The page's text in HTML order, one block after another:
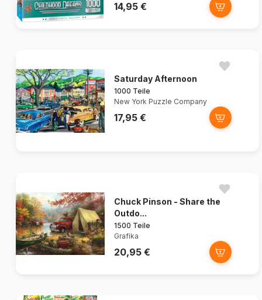
14,95 €
Saturday Afternoon
1000 Teile
New York Puzzle Company
17,95 €
Chuck Pinson - Share the
Outdo...
1500 Teile
Grafika
20,95 €